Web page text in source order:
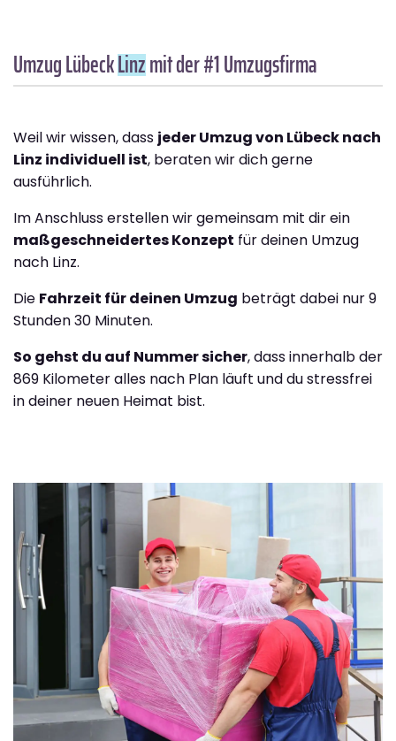
Umzug LübeckLinzmit der #1 Umzugsfirma
Weil wir wissen, dass jeder Umzug von Lübeck nach
Linz individuell ist, beraten wir dich gerne
ausführlich.
Im Anschluss erstellen wir gemeinsam mit dir ein
maßgeschneidertes Konzept für deinen Umzug
nach Linz.
Die Fahrzeit für deinen Umzug beträgt dabei nur 9
Stunden 30 Minuten.
So gehst du auf Nummer sicher, dass innerhalb der
869 Kilometer alles nach Plan läuft und du stressfrei
in deiner neuen Heimat bist.